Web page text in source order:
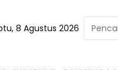
8 Agustus 2026